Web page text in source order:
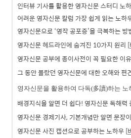
인터뷰 기사를 활용한 영자신문 스터디 노
어려운 영자신문 칼럼 가장 쉽게 읽는 노하
영자신문으로 ‘영작 공포증’을 극복하는 방
영자신문 헤드라인에 숨겨진 10가지 원리 [
영자신문 공부에 종이사전이 꼭 필요한 이
그 동안 몰랐던 영자신문에 대한 오해와 편
영자신문을 활용하여 다독(多讀)하는 노
배경지식을 알면 더 쉽다! 영자신문 독해력
영자신문 경제기사, 기본개념만 알면 문장
영자신문 사진 캡션으로 공부하는 노하우 [